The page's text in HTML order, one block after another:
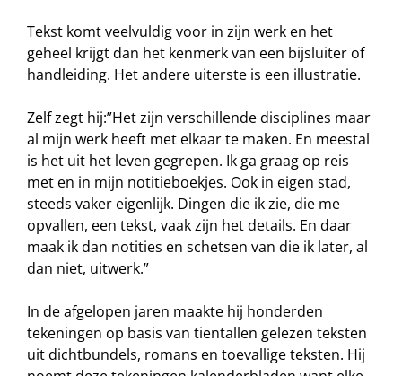
Tekst komt veelvuldig voor in zijn werk en het
geheel krijgt dan het kenmerk van een bijsluiter of
handleiding. Het andere uiterste is een illustratie.
Zelf zegt hij:”Het zijn verschillende disciplines maar
al mijn werk heeft met elkaar te maken. En meestal
is het uit het leven gegrepen. Ik ga graag op reis
met en in mijn notitieboekjes. Ook in eigen stad,
steeds vaker eigenlijk. Dingen die ik zie, die me
opvallen, een tekst, vaak zijn het details. En daar
maak ik dan notities en schetsen van die ik later, al
dan niet, uitwerk.”
In de afgelopen jaren maakte hij honderden
tekeningen op basis van tientallen gelezen teksten
uit dichtbundels, romans en toevallige teksten. Hij